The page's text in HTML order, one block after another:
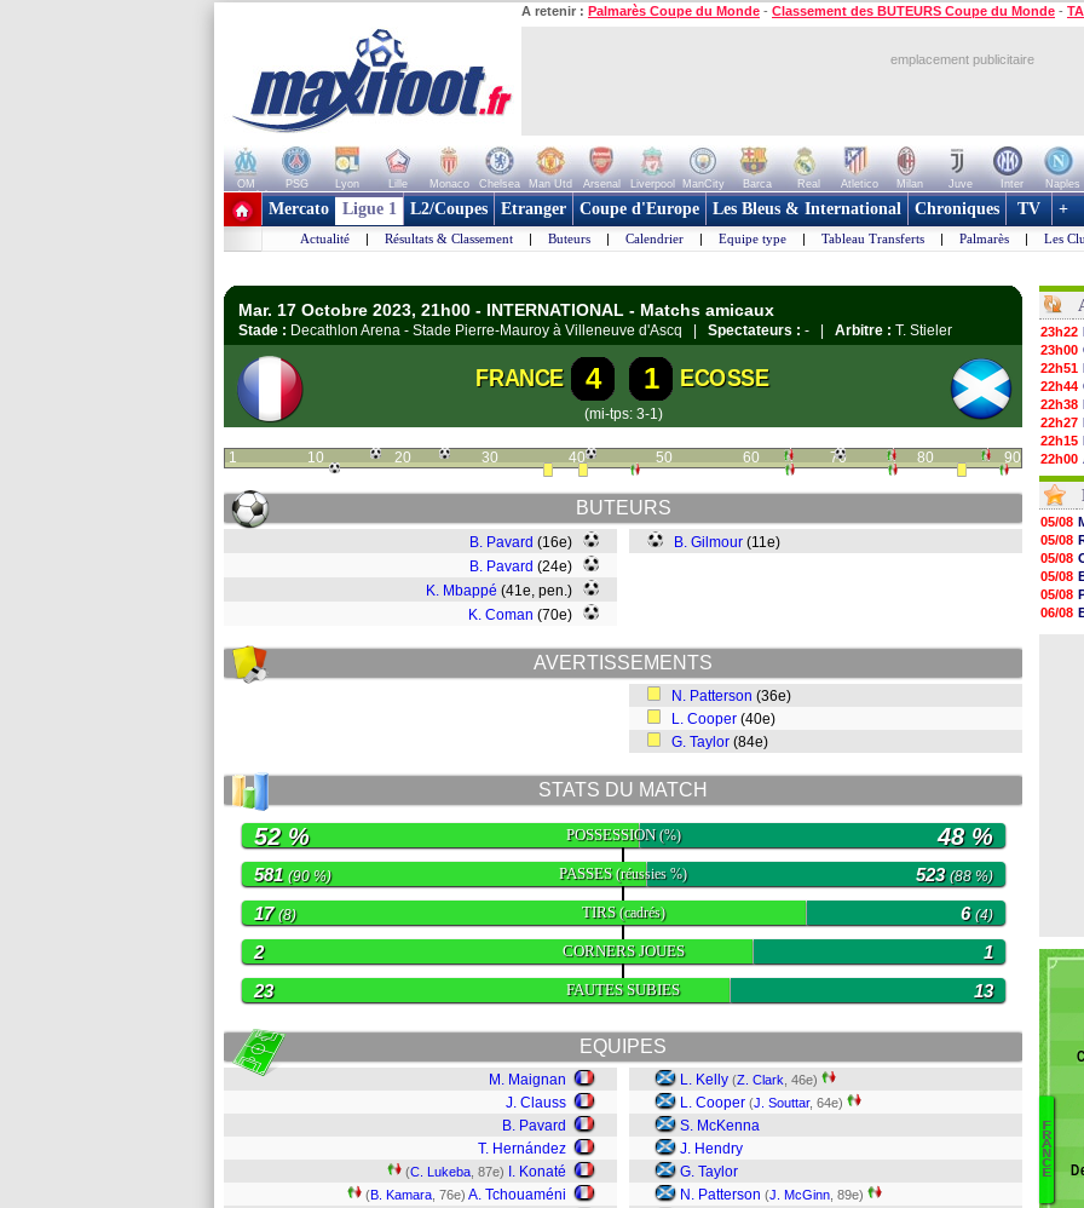
A retenir : Palmarès Coupe du Monde - Classement des BUTEURS Coupe du Monde -
emplacement publicitaire
OM PSG Lyon Lille Monaco Chelsea Man Utd Arsenal Liverpool ManCity Barca Real Atletico Milan Juve Inter Naples
+ de clubs
Mercato Ligue 1 L2/Coupes Etranger Coupe d'Europe Les Bleus & International Chroniques TV +
Actualité | Résultats & Classement | Buteurs | Calendrier | Equipe type | Tableau Transferts | Palmarès | Les
Mar. 17 Octobre 2023, 21h00 - INTERNATIONAL - Matchs amicaux
Stade : Decathlon Arena - Stade Pierre-Mauroy à Villeneuve d'Ascq | Spectateurs : - | Arbitre : T. Stieler
FRANCE 4 1 ECOSSE
(mi-tps: 3-1)
1 10 20 30 40 50 60 70 80 90
BUTEURS
B. Pavard (16e)
B. Pavard (24e)
K. Mbappé (41e, pen.)
K. Coman (70e)
B. Gilmour (11e)
AVERTISSEMENTS
N. Patterson (36e)
L. Cooper (40e)
G. Taylor (84e)
STATS DU MATCH
POSSESSION(%)
52 % 48 %
PASSES(réussies %)
581 (90 %) 523(88 %)
TIRS(cadrés)
17(8) 6(4)
CORNERS JOUES
2 1
FAUTES SUBIES
23 13
EQUIPES
M. Maignan
J. Clauss
B. Pavard
T. Hernández
(C. Lukeba , 87e) I. Konaté
(B. Kamara , 76e) A. Tchouaméni
L. Kelly (Z. Clark , 46e)
L. Cooper (J. Souttar, 64e)
S. McKenna
J. Hendry
G. Taylor
N. Patterson (J. McGinn , 89e)
23h22
23h00
22h51
22h44
22h38
22h27
22h15
22h00
21h48
21h39
21h26
21h05
20h47
20h30
20h18
20h04
19h47
05/08
05/08
05/08
05/08
05/08
06/08
F
R
A
N
C
E